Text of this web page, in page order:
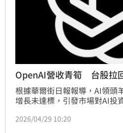
OpenAI營收青筍 台股拉
根據華爾街日報報導，AI領頭
增長未達標，引發市場對AI投
轉向獲利能見度，AI發展正由
2026/04/29 10:20